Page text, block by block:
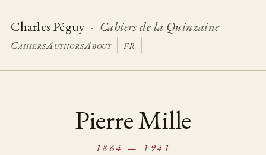
Charles Péguy · Cahiers de la Quinzaine
CahiersAuthorsAbout FR
Pierre Mille
1864 — 1941